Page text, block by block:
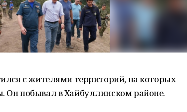
с жителями территорий, на которых
побывал в Хайбуллинском районе.